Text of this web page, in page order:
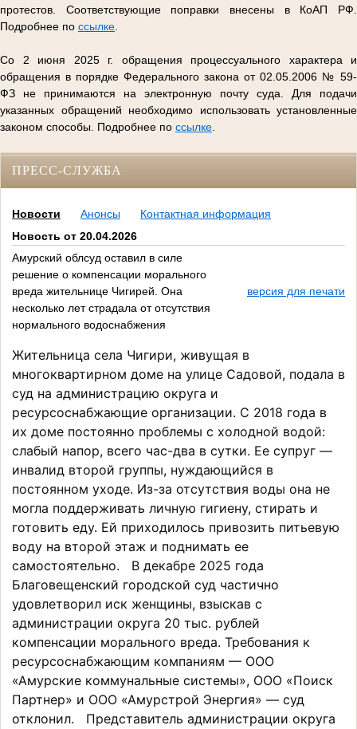
протестов. Соответствующие поправки внесены в КоАП РФ.
Подробнее по ссылке
Со 2 июня 2025 г. обращения процессуального характера и
обращения в порядке Федерального закона от 02.05.2006 № 59-
ФЗ не принимаются на электронную почту суда. Для подачи
указанных обращений необходимо использовать установленные
законом способы. Подробнее по ссылке
ПРЕСС-СЛУЖБА
Новости Анонсы
Контактная информация
Новость от 20.04.2026
Амурский облсуд оставил в силе
решение о компенсации морального
вреда жительнице Чигирей. Она
несколько лет страдала от отсутствия
нормального водоснабжения
версия для печати
Жительница села Чигири, живущая в
многоквартирном доме на улице Садовой, подала в
суд на администрацию округа и
ресурсоснабжающие организации. С 2018 года в
их доме постоянно проблемы с холодной водой:
слабый напор, всего час-два в сутки. Ее супруг —
инвалид второй группы, нуждающийся в
постоянном уходе. Из-за отсутствия воды она не
могла поддерживать личную гигиену, стирать и
готовить еду. Ей приходилось привозить питьевую
воду на второй этаж и поднимать ее
самостоятельно. В декабре 2025 года
Благовещенский городской суд частично
удовлетворил иск женщины, взыскав с
администрации округа 20 тыс. рублей
компенсации морального вреда. Требования к
ресурсоснабжающим компаниям — ООО
«Амурские коммунальные системы», ООО «Поиск
Партнер» и ООО «Амурстрой Энергия» — суд
отклонил. Представитель администрации округа